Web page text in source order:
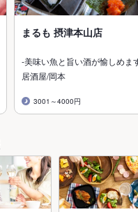
まるも 摂津本山店
-美味い魚と旨い酒が愉しめま
居酒屋/岡本
3001～4000円